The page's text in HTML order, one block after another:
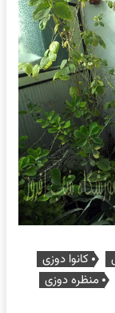
کانوا دوزی
منظره دوزی